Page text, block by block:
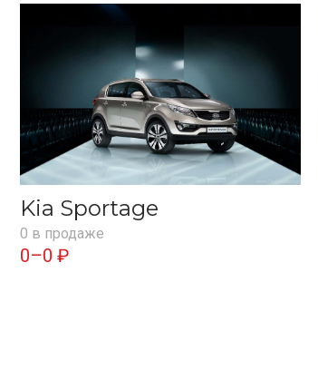
Kia Sportage
0 в продаже
0–0 ₽